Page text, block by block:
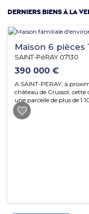
Derniers biens à la
Maison 6 pièces
SAINT-PéRAY 07130
390 000 €
A SAINT-PERAY, à
château de Crussol,
une parcelle de plus de 1
familles.
Ne manquez pas cette